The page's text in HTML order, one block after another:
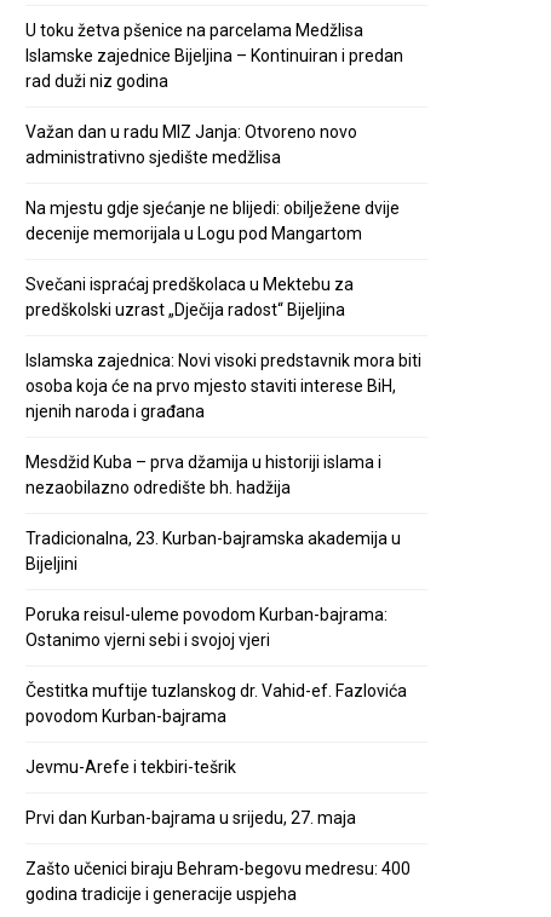
U toku žetva pšenice na parcelama Medžlisa
Islamske zajednice Bijeljina – Kontinuiran i predan
rad duži niz godina
Važan dan u radu MIZ Janja: Otvoreno novo
administrativno sjedište medžlisa
Na mjestu gdje sjećanje ne blijedi: obilježene dvije
decenije memorijala u Logu pod Mangartom
Svečani ispraćaj predškolaca u Mektebu za
predškolski uzrast „Dječija radost“ Bijeljina
Islamska zajednica: Novi visoki predstavnik mora biti
osoba koja će na prvo mjesto staviti interese BiH,
njenih naroda i građana
Mesdžid Kuba – prva džamija u historiji islama i
nezaobilazno odredište bh. hadžija
Tradicionalna, 23. Kurban-bajramska akademija u
Bijeljini
Poruka reisul-uleme povodom Kurban-bajrama:
Ostanimo vjerni sebi i svojoj vjeri
Čestitka muftije tuzlanskog dr. Vahid-ef. Fazlovića
povodom Kurban-bajrama
Jevmu-Arefe i tekbiri-tešrik
Prvi dan Kurban-bajrama u srijedu, 27. maja
Zašto učenici biraju Behram-begovu medresu: 400
godina tradicije i generacije uspjeha